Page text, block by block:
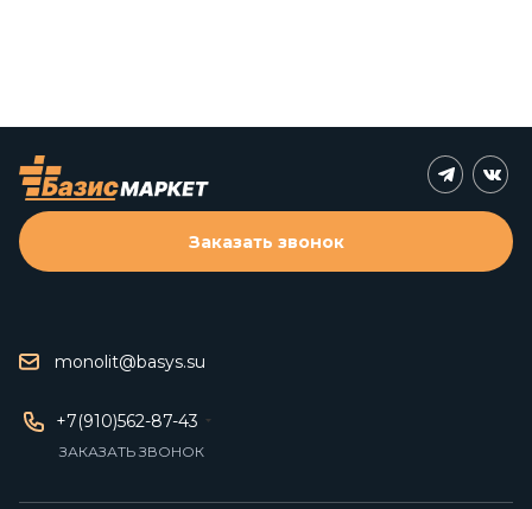
monolit@basys.su
+7(910)562-87-43
ЗАКАЗАТЬ ЗВОНОК
Заказать звонок